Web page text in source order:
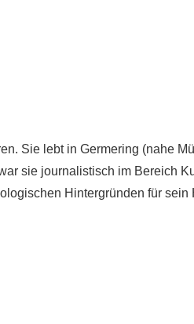
Sie lebt in Germering (nahe
sie journalistisch im Bereich
Hintergründen für sein